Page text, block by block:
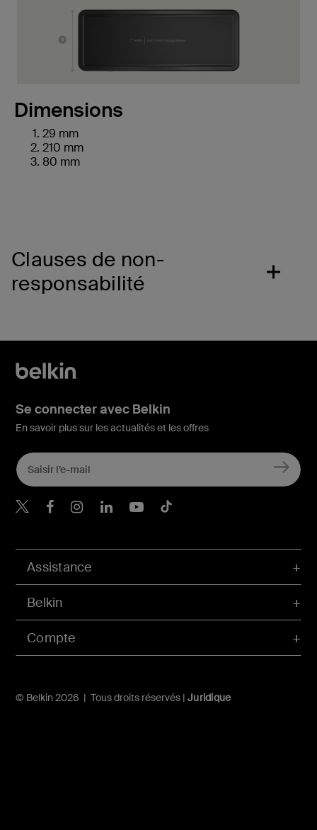
Dimensions
29 mm
210 mm
80 mm
Clauses de non-
responsabilité
Compte
Assistance
Belkin
© Belkin 2026 | Tous droits réservés | Juridique
Se connecter avec Belkin
En savoir plus sur les actualités et les offres
Belkin Twitter
Belkin Facebook
Belkin Instagram
Belkin LinkedIn
Belkin Youtube
Belkin TikTok